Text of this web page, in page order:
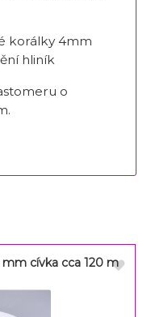
korálky 4mm
hliník
o
cívka cca 120 m